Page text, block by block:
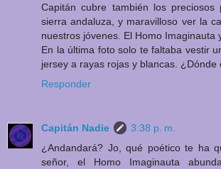
Capitán cubre también los preciosos
sierra andaluza, y maravilloso ver la
nuestros jóvenes. El Homo Imaginauta
En la última foto solo te faltaba vestir
jersey a rayas rojas y blancas. ¿Dónde
Responder
Capitán Nadie
3:38 p. m.
¿Andandará? Jo, qué poético te ha
señor, el Homo Imaginauta